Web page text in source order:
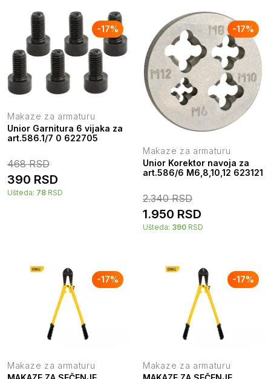
-17%
Makaze za armaturu
Unior Garnitura 6 vijaka za
art.586.1/7 0 622705
468 RSD
390 RSD
Ušteda: 78 RSD
-17%
Makaze za armaturu
Unior Korektor navoja za
art.586/6 M6,8,10,12 623121
2.340 RSD
1.950 RSD
Ušteda: 390 RSD
-17%
Makaze za armaturu
-17%
Makaze za armaturu